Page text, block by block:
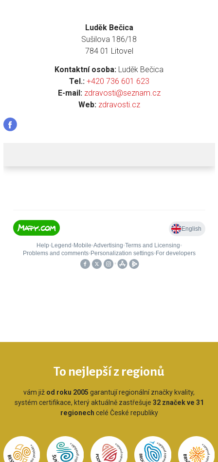
Luděk Bečica
Sušilova 186/18
784 01 Litovel
Kontaktní osoba: Luděk Bečica
Tel.: +420 736 601 623
E-mail: zdravosti@seznam.cz
Web: zdravosti.cz
To nejlepší z regionů
vám již od roku 2005 garantují regionální značky kvality,
systém certifikace, který aktuálně zastřešuje 32 značek ve 31
regionech celé České republiky